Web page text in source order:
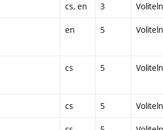
cs, en 3
en 5
cs 5
cs 5